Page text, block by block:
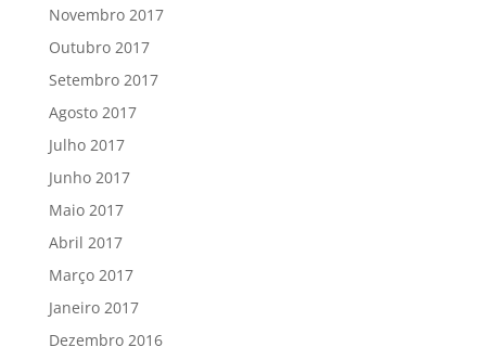
Novembro 2017
Outubro 2017
Setembro 2017
Agosto 2017
Julho 2017
Junho 2017
Maio 2017
Abril 2017
Março 2017
Janeiro 2017
Dezembro 2016